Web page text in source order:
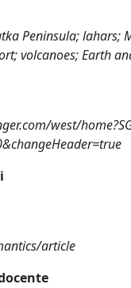
Peninsula; lahars;
volcanoes; Earth
west/
article